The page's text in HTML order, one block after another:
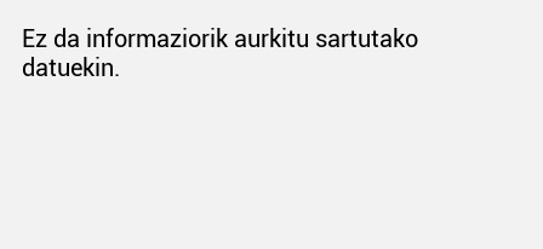
Ez da informaziorik aurkitu sartutako
datuekin.